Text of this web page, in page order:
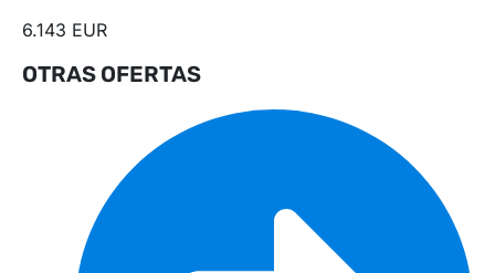
6.143 EUR
OTRAS OFERTAS